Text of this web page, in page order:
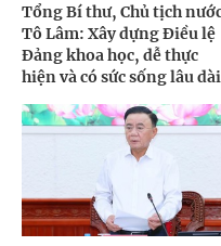
Tổng Bí thư, Chủ tịch
Tô Lâm: Xây dựng Điều lệ
Đảng khoa học, dễ thực
hiện và có sức sống lâu dài